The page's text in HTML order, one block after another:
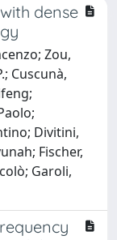
dense
Zou,
Cuscunà,
Divitini,
Fischer,
Garoli,